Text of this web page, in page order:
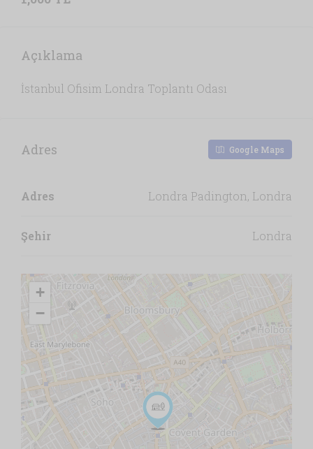
Açıklama
İstanbul Ofisim Londra Toplantı Odası
Adres Google Maps
Adres Londra Padington, Londra
Şehir Londra
+
−